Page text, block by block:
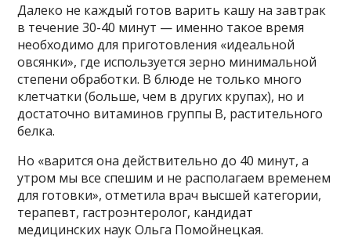
Далеко не каждый готов варить кашу на завтрак
в течение 30-40 минут — именно такое время
необходимо для приготовления «идеальной
овсянки», где используется зерно минимальной
степени обработки. В блюде не только много
клетчатки (больше, чем в других крупах), но и
достаточно витаминов группы В, растительного
белка.
Но «варится она действительно до 40 минут, а
утром мы все спешим и не располагаем временем
для готовки», отметила врач высшей категории,
терапевт, гастроэнтеролог, кандидат
медицинских наук Ольга Помойнецкая.